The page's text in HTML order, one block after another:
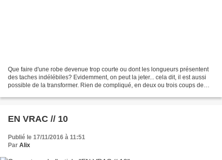
Que faire d'une robe devenue trop courte ou dont les longueurs présentent
des taches indélébiles? Evidemment, on peut la jeter... cela dit, il est aussi
possible de la transformer. Rien de compliqué, en deux ou trois coups de
EN VRAC // 10
Publié le 17/11/2016 à 11:51
Par Alix